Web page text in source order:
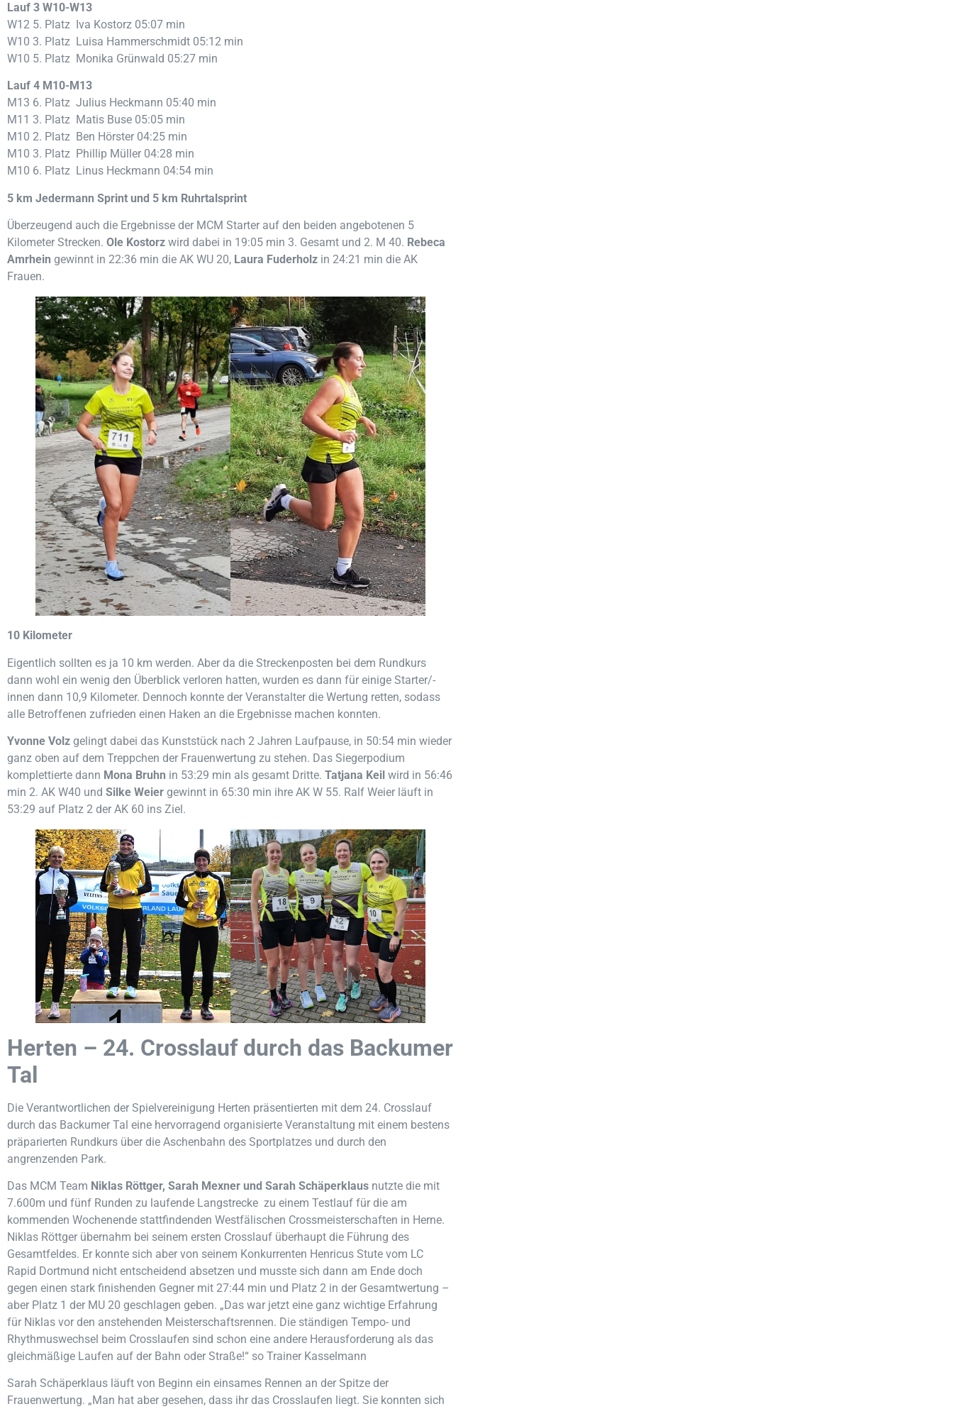
Lauf 3 W10-W13
W12 5. Platz Iva Kostorz 05:07 min
W10 3. Platz Luisa Hammerschmidt 05:12 min
W10 5. Platz Monika Grünwald 05:27 min
Lauf 4 M10-M13
M13 6. Platz Julius Heckmann 05:40 min
M11 3. Platz Matis Buse 05:05 min
M10 2. Platz Ben Hörster 04:25 min
M10 3. Platz Phillip Müller 04:28 min
M10 6. Platz Linus Heckmann 04:54 min
5 km Jedermann Sprint und 5 km Ruhrtalsprint
Überzeugend auch die Ergebnisse der MCM Starter auf den beiden angebotenen 5
Kilometer Strecken. Ole Kostorz wird dabei in 19:05 min 3. Gesamt und 2. M 40. Rebeca
Amrhein gewinnt in 22:36 min die AK WU 20, Laura Fuderholz in 24:21 min die AK
Frauen.
10 Kilometer
Eigentlich sollten es ja 10 km werden. Aber da die Streckenposten bei dem Rundkurs
dann wohl ein wenig den Überblick verloren hatten, wurden es dann für einige Starter/-
innen dann 10,9 Kilometer. Dennoch konnte der Veranstalter die Wertung retten, sodass
alle Betroffenen zufrieden einen Haken an die Ergebnisse machen konnten.
Yvonne Volz gelingt dabei das Kunststück nach 2 Jahren Laufpause, in 50:54 min wieder
ganz oben auf dem Treppchen der Frauenwertung zu stehen. Das Siegerpodium
komplettierte dann Mona Bruhn in 53:29 min als gesamt Dritte. Tatjana Keil wird in 56:46
min 2. AK W40 und Silke Weier gewinnt in 65:30 min ihre AK W 55. Ralf Weier läuft in
53:29 auf Platz 2 der AK 60 ins Ziel.
Herten – 24. Crosslauf durch das Backumer
Tal
Die Verantwortlichen der Spielvereinigung Herten präsentierten mit dem 24. Crosslauf
durch das Backumer Tal eine hervorragend organisierte Veranstaltung mit einem bestens
präparierten Rundkurs über die Aschenbahn des Sportplatzes und durch den
angrenzenden Park.
Das MCM Team Niklas Röttger, Sarah Mexner und Sarah Schäperklaus nutzte die mit
7.600m und fünf Runden zu laufende Langstrecke zu einem Testlauf für die am
kommenden Wochenende stattfindenden Westfälischen Crossmeisterschaften in Herne.
Niklas Röttger übernahm bei seinem ersten Crosslauf überhaupt die Führung des
Gesamtfeldes. Er konnte sich aber von seinem Konkurrenten Henricus Stute vom LC
Rapid Dortmund nicht entscheidend absetzen und musste sich dann am Ende doch
gegen einen stark finishenden Gegner mit 27:44 min und Platz 2 in der Gesamtwertung –
aber Platz 1 der MU 20 geschlagen geben. „Das war jetzt eine ganz wichtige Erfahrung
für Niklas vor den anstehenden Meisterschaftsrennen. Die ständigen Tempo- und
Rhythmuswechsel beim Crosslaufen sind schon eine andere Herausforderung als das
gleichmäßige Laufen auf der Bahn oder Straße!“ so Trainer Kasselmann
Sarah Schäperklaus läuft von Beginn ein einsames Rennen an der Spitze der
Frauenwertung. „Man hat aber gesehen, dass ihr das Crosslaufen liegt. Sie konnten sich